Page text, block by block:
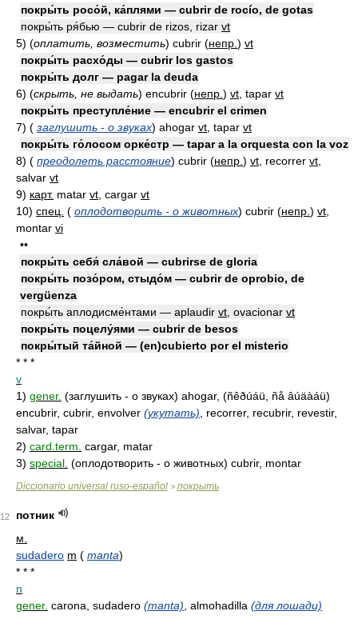
покры́ть росо́й, ка́плями — cubrir de rocío, de gotas
покры́ть ря́бью — cubrir de rizos, rizar vt
5) (оплатить, возместить) cubrir (непр. ) vt
покры́ть расхо́ды — cubrir los gastos
покры́ть долг — pagar la deuda
6) (скрыть, не выдать) encubrir (непр. ) vt , tapar vt
покры́ть преступле́ние — encubrir el crimen
7) ( заглушить - о звуках) ahogar vt , tapar vt
покры́ть го́лосом орке́стр — tapar a la orquesta con la voz
8) ( преодолеть расстояние) cubrir (непр. ) vt , recorrer vt
salvar vt
9) карт. matar vt , cargar vt
10) спец. ( оплодотворить - о животных) cubrir (непр. ) vt
montar vi
••
покры́ть себя́ сла́вой — cubrirse de gloria
покры́ть позо́ром, стыдо́м — cubrir de oprobio, de
vergüenza
покры́ть аплодисме́нтами — aplaudir vt , ovacionar vt
покры́ть поцелу́ями — cubrir de besos
покры́тый та́йной — (en)cubierto por el misterio
* * *
v
1) gener. (заглушить - о звуках) ahogar, (ñêðúáü, ñå âúäàáü)
encubrir, cubrir, envolver (укутать) , recorrer, recubrir, revestir,
salvar, tapar
2) card.term. cargar, matar
3) special. (оплодотворить - о животных) cubrir, montar
Diccionario universal ruso-español > покрыть
12
потник
м.
sudadero m ( manta)
* * *
n
gener. carona, sudadero (manta) , almohadilla (для лошади)